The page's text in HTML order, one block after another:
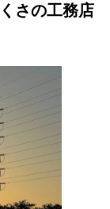
くさの工務店